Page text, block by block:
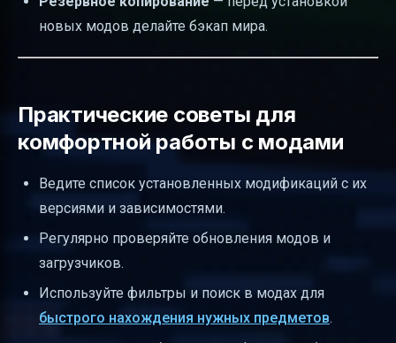
новых модов делайте бэкап мира.
Практические советы для
комфортной работы с модами
Ведите список установленных модификаций с их
версиями и зависимостями.
Регулярно проверяйте обновления модов и
загрузчиков.
Используйте фильтры и поиск в модах для
быстрого нахождения нужных предметов.